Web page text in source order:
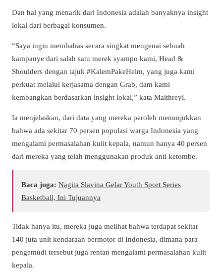
Dan hal yang menarik dari Indonesia adalah banyaknya insight
lokal dari berbagai konsumen.
“Saya ingin membahas secara singkat mengenai sebuah
kampanye dari salah satu merek syampo kami, Head &
Shoulders dengan tajuk #KalemPakeHelm, yang juga kami
perkuat melalui kerjasama dengan Grab, dam kami
kembangkan berdasarkan insight lokal,” kata Maithreyi.
Ia menjelaskan, dari data yang mereka peroleh menunjukkan
bahwa ada sekitar 70 persen populasi warga Indonesia yang
mengalami permasalahan kulit kepala, namun hanya 40 persen
dari mereka yang telah menggunakan produk anti ketombe.
Baca juga: Nagita Slavina Gelar Youth Sport Series
Basketball, Ini Tujuannya
Tidak hanya itu, mereka juga melihat bahwa terdapat sekitar
140 juta unit kendaraan bermotor di Indonesia, dimana para
pengemudi tersebut juga rentan mengalami permasalahan kulit
kepala.